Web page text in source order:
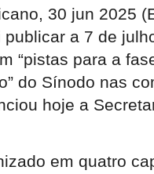
30 jun 2025
publicar a 7 de
“pistas para a
do Sínodo nas
hoje a
em quatro